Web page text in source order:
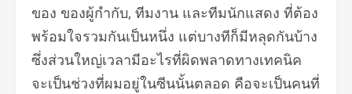
ของ ของผู้กำกับ, ทีมงาน และทีมนักแสดง ที่ต้อง
พร้อมใจรวมกันเป็นหนึ่ง แต่บางทีก็มีหลุดกันบ้าง
ซึ่งส่วนใหญ่เวลามีอะไรที่ผิดพลาดทางเทคนิค
จะเป็นช่วงที่ผมอยู่ในซีนนั้นตลอด คือจะเป็นคนที่